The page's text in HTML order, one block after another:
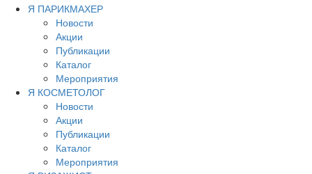
Я ПАРИКМАХЕР
Новости
Акции
Публикации
Каталог
Мероприятия
Я КОСМЕТОЛОГ
Новости
Акции
Публикации
Каталог
Мероприятия